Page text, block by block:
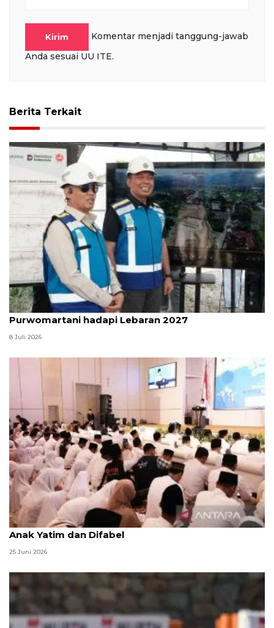
Kirim
Komentar menjadi tanggung-jawab
Anda sesuai UU ITE.
Berita Terkait
Kemenhub perkuat jalan Tol Prambanan-
Purwomartani hadapi Lebaran 2027
8 Juli 2026
Menag jadikan setiap 10 Muharam sebagai Lebaran
Anak Yatim dan Difabel
25 Juni 2026